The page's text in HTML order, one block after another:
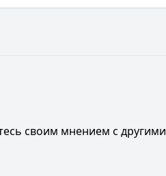
своим мнением с другими